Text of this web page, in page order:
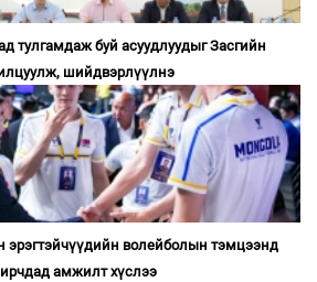
тулгамдаж буй асуудлуудыг Засгийн
шийдвэрлүүлнэ
эрэгтэйчүүдийн волейболын тэмцээнд
амжилт хүслээ